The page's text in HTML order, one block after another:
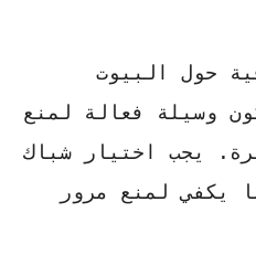
حول
البيوت
وسيلة فعالة لمنع
يجب اختيار شباك
يكفي لمنع مرور